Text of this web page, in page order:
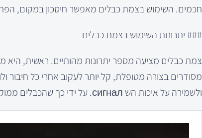
חכמים. השימוש בצמת כבלים מאפשר חיסכון במקום,
### יתרונות השימוש בצמת כבלים
צמת כבלים מציעה מספר יתרונות מהותיים. ראשית, היא
מסודרים בצורה מטופלת, קל יותר לעקוב אחרי כל
ולשמירה על איכות הש сигнал. על ידי כך שהכבלים ממוקמים יחד, ניתן לצמצם את התופעות של אינטרפרציה